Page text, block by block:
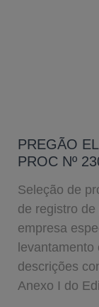
PREGÃO
PROC Nº
Seleção de
de registro
empresa
levantamento
descrições
Anexo I do